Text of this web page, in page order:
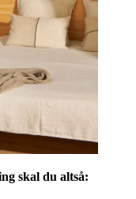
skal du altså: